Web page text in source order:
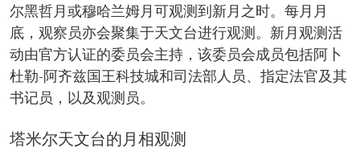
尔黑哲月或穆哈兰姆月可观测到新月之时。每月月
底，观察员亦会聚集于天文台进行观测。新月观测活
动由官方认证的委员会主持，该委员会成员包括阿卜
杜勒-阿齐兹国王科技城和司法部人员、指定法官及其
书记员，以及观测员。
塔米尔天文台的月相观测